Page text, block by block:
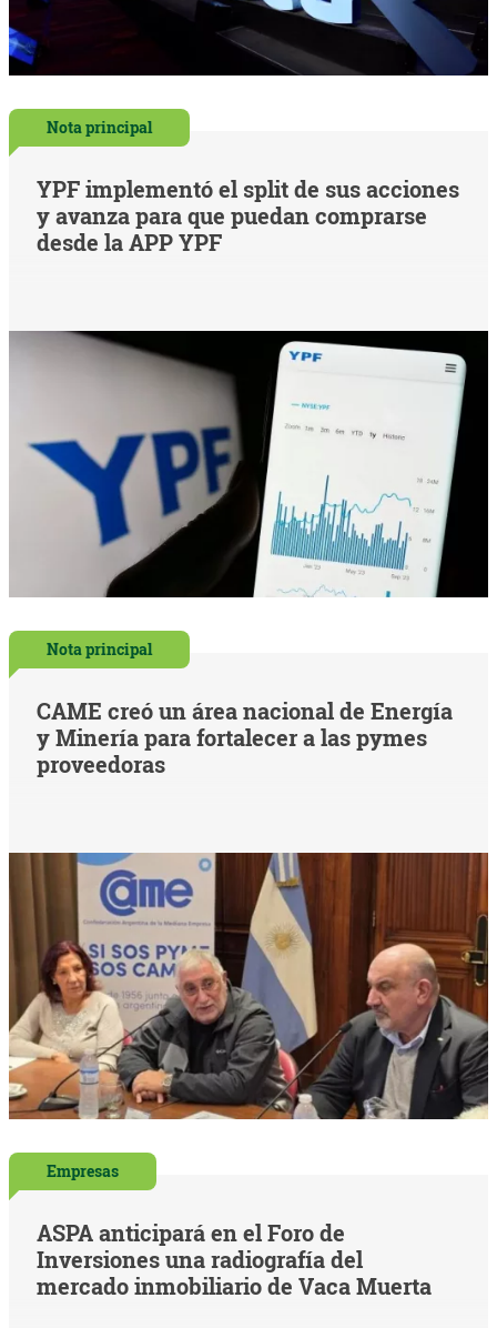
Nota principal
YPF implementó el split de sus acciones
y avanza para que puedan comprarse
desde la APP YPF
Nota principal
CAME creó un área nacional de Energía
y Minería para fortalecer a las pymes
proveedoras
Empresas
ASPA anticipará en el Foro de
Inversiones una radiografía del
mercado inmobiliario de Vaca Muerta